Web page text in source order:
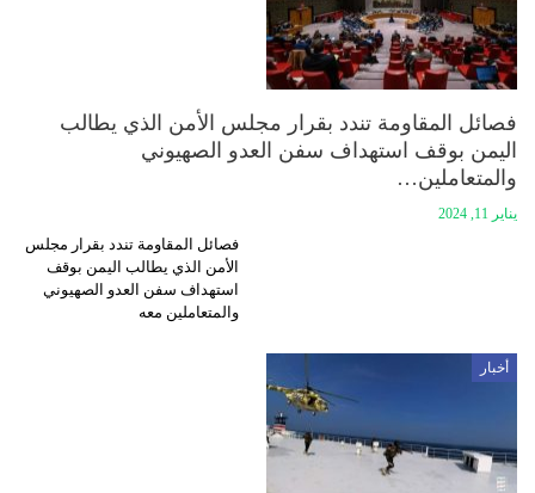
فصائل المقاومة تندد بقرار مجلس الأمن الذي يطالب
اليمن بوقف استهداف سفن العدو الصهيوني
والمتعاملين…
يناير 11, 2024
فصائل المقاومة تندد بقرار مجلس
الأمن الذي يطالب اليمن بوقف
استهداف سفن العدو الصهيوني
والمتعاملين معه
أخبار